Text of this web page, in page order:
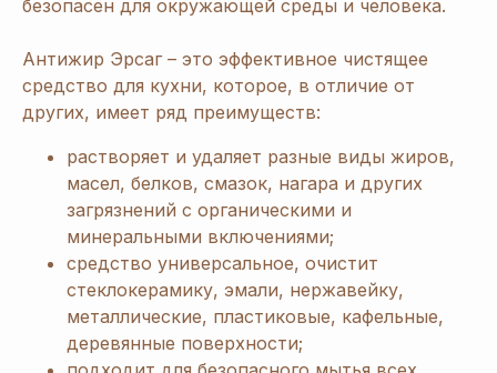
безопасен для окружающей среды и человека.
Антижир Эрсаг – это эффективное чистящее
средство для кухни, которое, в отличие от
других, имеет ряд преимуществ:
растворяет и удаляет разные виды жиров,
масел, белков, смазок, нагара и других
загрязнений с органическими и
минеральными включениями;
средство универсальное, очистит
стеклокерамику, эмали, нержавейку,
металлические, пластиковые, кафельные,
деревянные поверхности;